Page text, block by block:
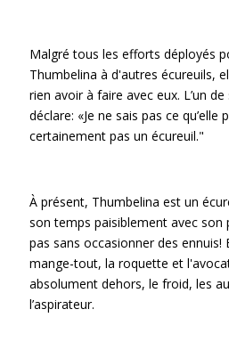
Malgré tous les efforts déployés
Thumbelina à d'autres écureuils,
rien avoir à faire avec eux. L’un de
déclare: «Je ne sais pas ce qu’elle
certainement pas un écureuil."
À présent, Thumbelina est un
son temps paisiblement avec son
pas sans occasionner des ennuis!
mange-tout, la roquette et
absolument dehors, le froid, les
l’aspirateur.